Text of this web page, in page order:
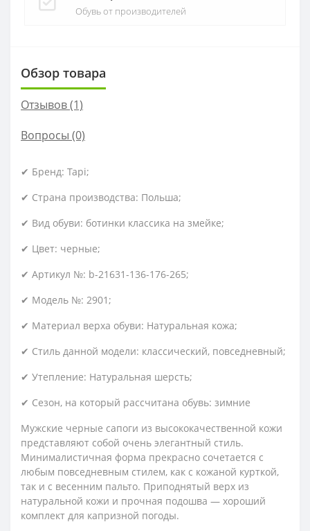
Обувь от производителей
Обзор товара
Отзывов (1)
Вопросы (0)
✔ Бренд: Tapi;
✔ Страна производства: Польша;
✔ Вид обуви: ботинки классика на змейке;
✔ Цвет: черные;
✔ Артикул №: b-21631-136-176-265;
✔ Модель №: 2901;
✔ Материал верха обуви: Натуральная кожа;
✔ Стиль данной модели: классический, повседневный;
✔ Утепление: Натуральная шерсть;
✔ Сезон, на который рассчитана обувь: зимние
Мужские черные сапоги из высококачественной кожи
представляют собой очень элегантный стиль.
Минималистичная форма прекрасно сочетается с
любым повседневным стилем, как с кожаной курткой,
так и с весенним пальто. Приподнятый верх из
натуральной кожи и прочная подошва — хороший
комплект для капризной погоды.